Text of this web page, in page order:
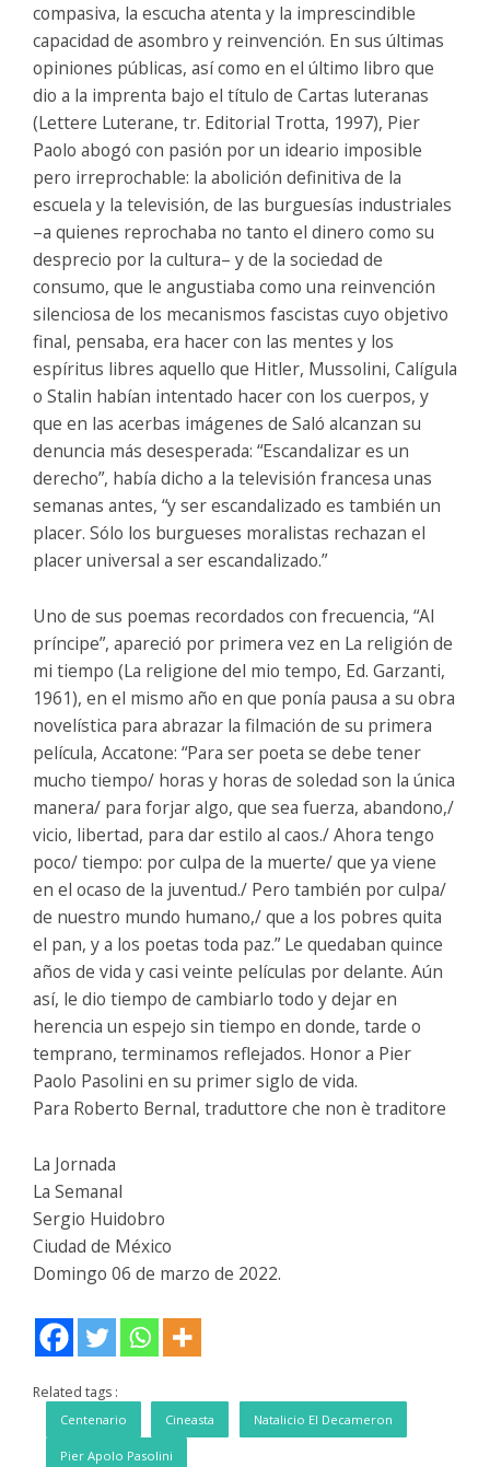
compasiva, la escucha atenta y la imprescindible
capacidad de asombro y reinvención. En sus últimas
opiniones públicas, así como en el último libro que
dio a la imprenta bajo el título de Cartas luteranas
(Lettere Luterane, tr. Editorial Trotta, 1997), Pier
Paolo abogó con pasión por un ideario imposible
pero irreprochable: la abolición definitiva de la
escuela y la televisión, de las burguesías industriales
–a quienes reprochaba no tanto el dinero como su
desprecio por la cultura– y de la sociedad de
consumo, que le angustiaba como una reinvención
silenciosa de los mecanismos fascistas cuyo objetivo
final, pensaba, era hacer con las mentes y los
espíritus libres aquello que Hitler, Mussolini, Calígula
o Stalin habían intentado hacer con los cuerpos, y
que en las acerbas imágenes de Saló alcanzan su
denuncia más desesperada: “Escandalizar es un
derecho”, había dicho a la televisión francesa unas
semanas antes, “y ser escandalizado es también un
placer. Sólo los burgueses moralistas rechazan el
placer universal a ser escandalizado.”
Uno de sus poemas recordados con frecuencia, “Al
príncipe”, apareció por primera vez en La religión de
mi tiempo (La religione del mio tempo, Ed. Garzanti,
1961), en el mismo año en que ponía pausa a su obra
novelística para abrazar la filmación de su primera
película, Accatone: “Para ser poeta se debe tener
mucho tiempo/ horas y horas de soledad son la única
manera/ para forjar algo, que sea fuerza, abandono,/
vicio, libertad, para dar estilo al caos./ Ahora tengo
poco/ tiempo: por culpa de la muerte/ que ya viene
en el ocaso de la juventud./ Pero también por culpa/
de nuestro mundo humano,/ que a los pobres quita
el pan, y a los poetas toda paz.” Le quedaban quince
años de vida y casi veinte películas por delante. Aún
así, le dio tiempo de cambiarlo todo y dejar en
herencia un espejo sin tiempo en donde, tarde o
temprano, terminamos reflejados. Honor a Pier
Paolo Pasolini en su primer siglo de vida.
Para Roberto Bernal, traduttore che non è traditore
La Jornada
La Semanal
Sergio Huidobro
Ciudad de México
Domingo 06 de marzo de 2022.
Related tags :
Centenario Cineasta Natalicio El Decameron
Pier Apolo Pasolini